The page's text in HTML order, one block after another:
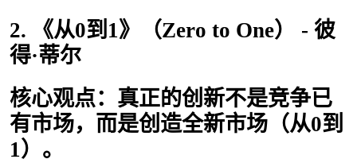
2. 《从0到1》（Zero to One） - 彼
得·蒂尔
核心观点：真正的创新不是竞争已
有市场，而是创造全新市场（从0到
1）。